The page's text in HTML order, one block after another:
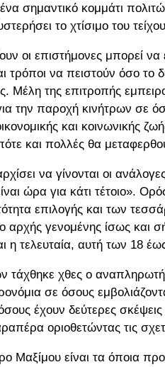
σημαντικό κομμάτι
το χτίσιμο του
οι επιστήμονες μπορεί
τρόποι να πειστούν όσο το
Μέλη της επιτροπής
την παροχή κινήτρων σε
και κοινωνικής
και πολλές θα
να γίνονται οι
ώρα για κάτι τέτοιο».
επιλογής και των
γενομένης ίσως και
η τελευταία, αυτή των 18
τάχθηκε χθες ο
σε όσους
έχουν δεύτερες
οριοθετώντας τις
Μαξίμου είναι τα όποια